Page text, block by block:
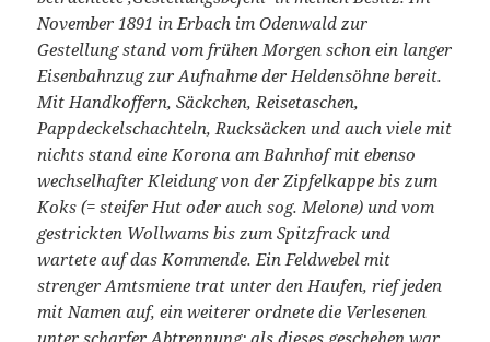
November 1891 in Erbach im Odenwald zur
Gestellung stand vom frühen Morgen schon ein langer
Eisenbahnzug zur Aufnahme der Heldensöhne bereit.
Mit Handkoffern, Säckchen, Reisetaschen,
Pappdeckelschachteln, Rucksäcken und auch viele mit
nichts stand eine Korona am Bahnhof mit ebenso
wechselhafter Kleidung von der Zipfelkappe bis zum
Koks (= steifer Hut oder auch sog. Melone) und vom
gestrickten Wollwams bis zum Spitzfrack und
wartete auf das Kommende. Ein Feldwebel mit
strenger Amtsmiene trat unter den Haufen, rief jeden
mit Namen auf, ein weiterer ordnete die Verlesenen